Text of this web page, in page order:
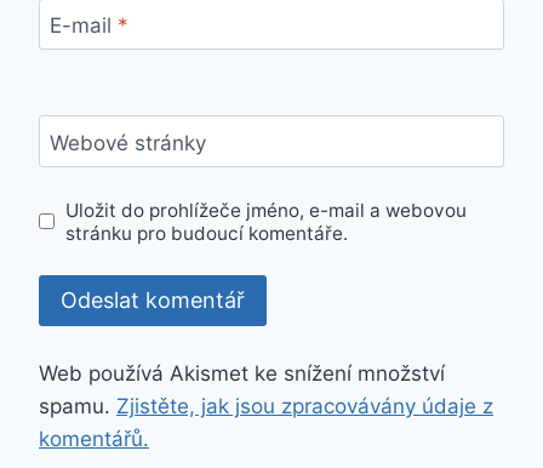
E-mail *
Webové stránky
Uložit do prohlížeče jméno, e-mail a webovou
stránku pro budoucí komentáře.
Web používá Akismet ke snížení množství
spamu. Zjistěte, jak jsou zpracovávány údaje z
komentářů.